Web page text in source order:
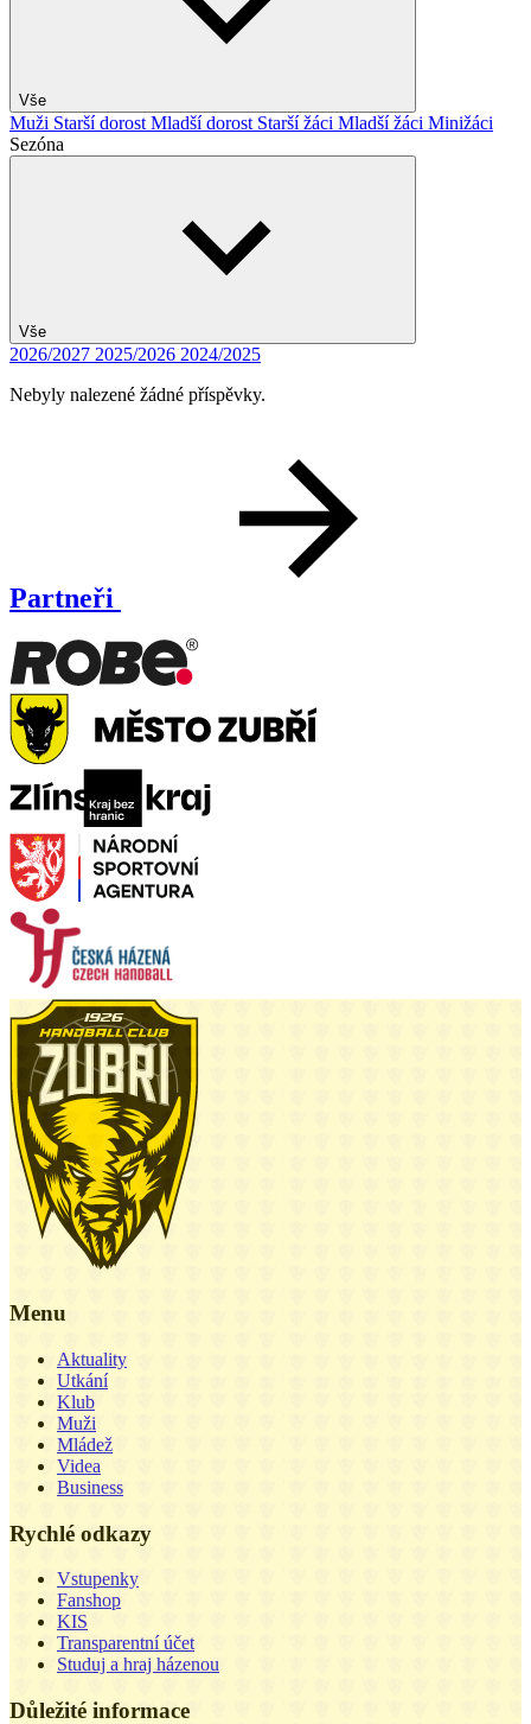
Vše
Muži Starší dorost Mladší dorost Starší žáci Mladší žáci Minižáci
Sezóna
Vše
2026/2027 2025/2026 2024/2025
Nebyly nalezené žádné příspěvky.
Partneři
Menu
Aktuality
Utkání
Klub
Muži
Mládež
Videa
Business
Rychlé odkazy
Vstupenky
Fanshop
KIS
Transparentní účet
Studuj a hraj házenou
Důležité informace